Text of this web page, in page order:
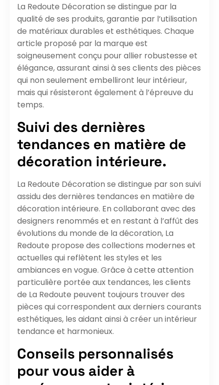
La Redoute Décoration se distingue par la
qualité de ses produits, garantie par l’utilisation
de matériaux durables et esthétiques. Chaque
article proposé par la marque est
soigneusement conçu pour allier robustesse et
élégance, assurant ainsi à ses clients des pièces
qui non seulement embelliront leur intérieur,
mais qui résisteront également à l’épreuve du
temps.
Suivi des dernières
tendances en matière de
décoration intérieure.
La Redoute Décoration se distingue par son suivi
assidu des dernières tendances en matière de
décoration intérieure. En collaborant avec des
designers renommés et en restant à l’affût des
évolutions du monde de la décoration, La
Redoute propose des collections modernes et
actuelles qui reflètent les styles et les
ambiances en vogue. Grâce à cette attention
particulière portée aux tendances, les clients
de La Redoute peuvent toujours trouver des
pièces qui correspondent aux derniers courants
esthétiques, les aidant ainsi à créer un intérieur
tendance et harmonieux.
Conseils personnalisés
pour vous aider à